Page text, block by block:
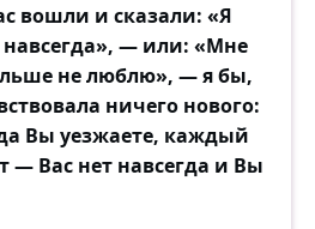
вошли и сказали: «Я
— или: «Мне
не люблю», — я бы,
ничего нового:
Вы уезжаете, каждый
— Вас нет навсегда и Вы